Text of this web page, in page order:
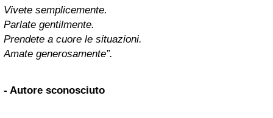
Vivete semplicemente.
Parlate gentilmente.
Prendete a cuore le situazioni.
Amate generosamente”.
- Autore sconosciuto